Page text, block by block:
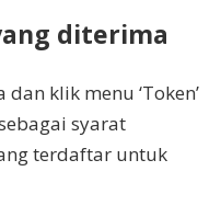
diterima
klik menu ‘Token’
syarat
terdaftar untuk